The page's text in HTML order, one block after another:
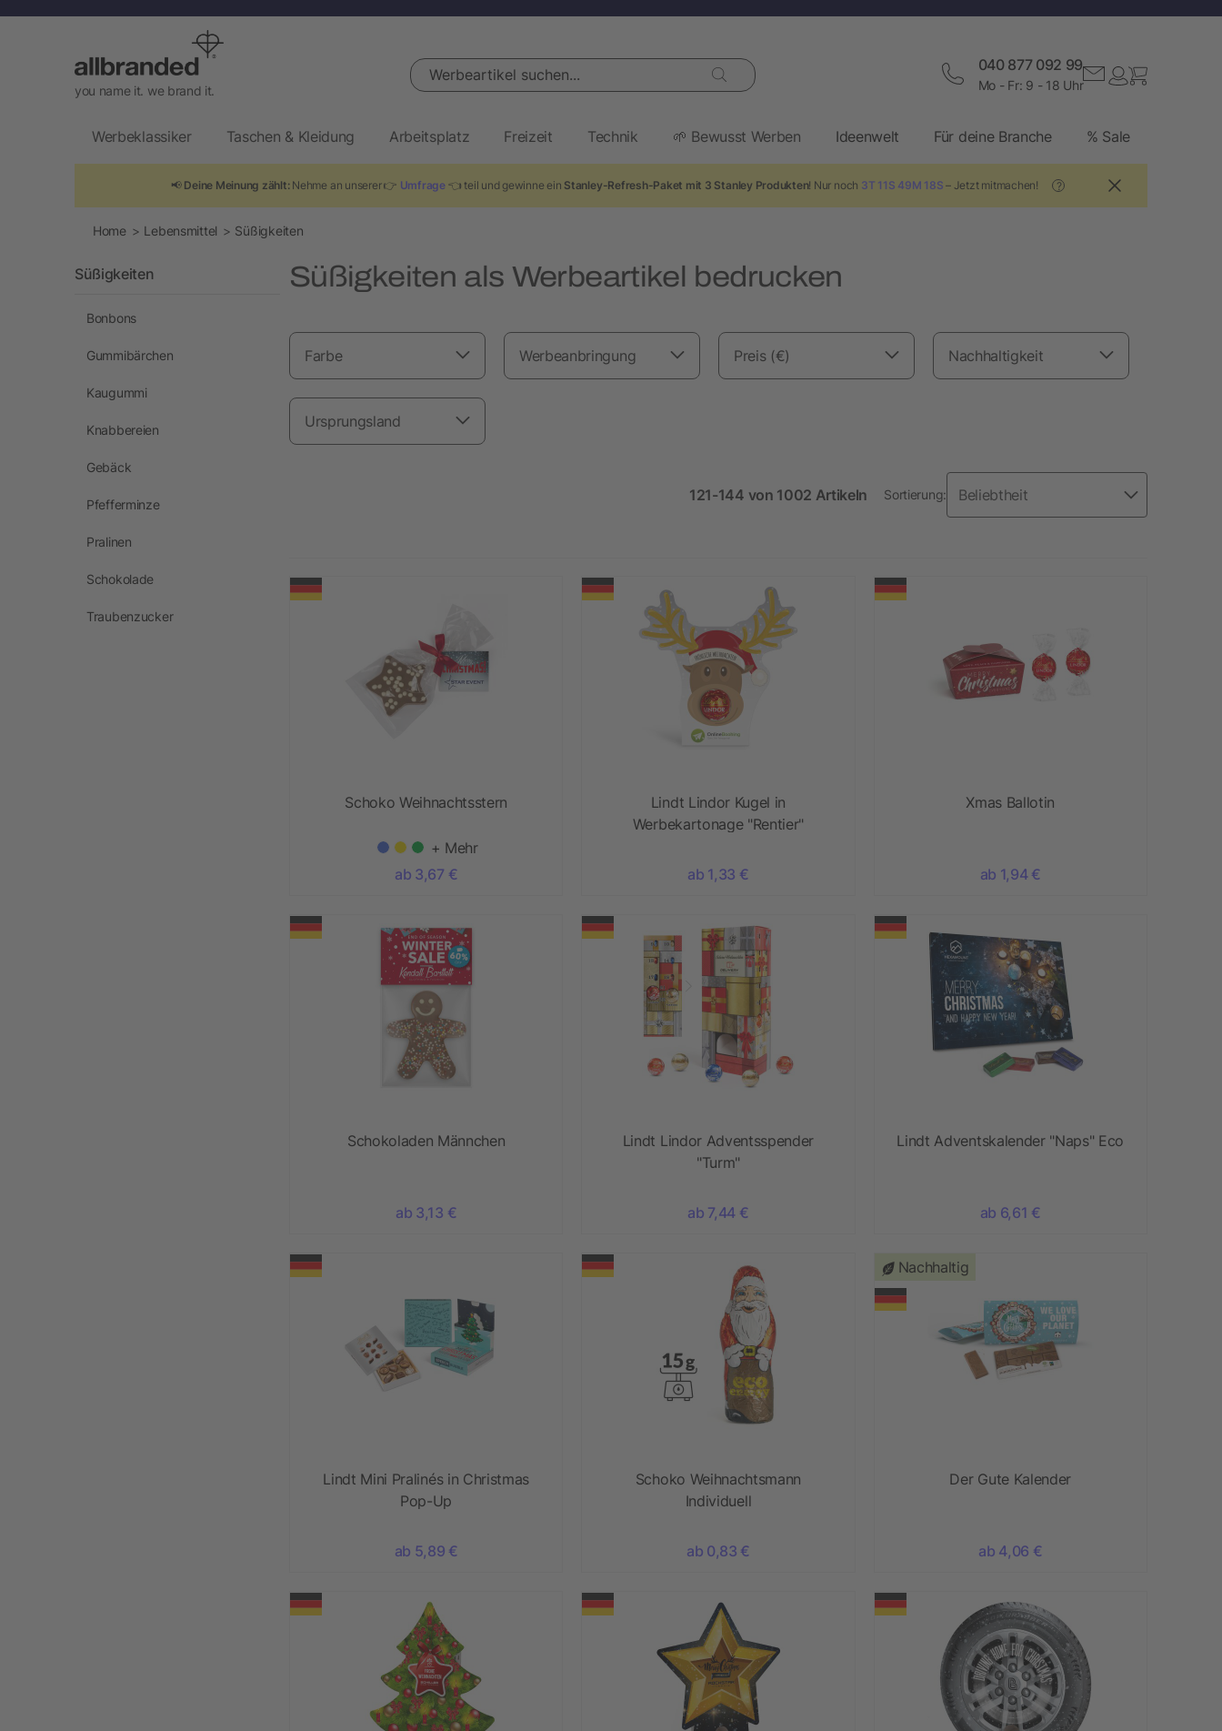
you name it. we brand it.
Werbeartikel suchen... 040 877 092 99
Mo - Fr: 9 - 18 Uhr
Werbeklassiker Taschen & Kleidung Arbeitsplatz Freizeit Technik 🌱 Bewusst Werben Ideenwelt Für deine Branche % Sale
📢 Deine Meinung zählt:Nehme an unserer 👉 Umfrage 👈 teil und gewinne ein Stanley-Refresh-Paket mit 3 Stanley Produkten! Nur noch 3T 11S 49M 17S– Jetzt mitmachen! ?
Home Lebensmittel Süßigkeiten
Süßigkeiten als Werbeartikel bedrucken
Farbe Werbeanbringung Preis (€) Nachhaltigkeit
Ursprungsland
121-144 von 1002 Artikeln Sortierung:
Schoko Weihnachtsstern
+ Mehr
ab 3,67 €
Lindt Lindor Kugel in
Werbekartonage "Rentier"
ab 1,33 €
Xmas Ballotin
ab 1,94 €
Schokoladen Männchen
ab 3,13 €
Lindt Lindor Adventsspender
"Turm"
ab 7,44 €
Lindt Adventskalender "Naps" Eco
ab 6,61 €
Lindt Mini Pralinés in Christmas
Pop-Up
ab 5,89 €
Schoko Weihnachtsmann
Individuell
ab 0,83 €
Nachhaltig
Der Gute Kalender
ab 4,06 €
Süßigkeiten
Bonbons
Gummibärchen
Kaugummi
Knabbereien
Gebäck
Pfefferminze
Pralinen
Schokolade
Traubenzucker